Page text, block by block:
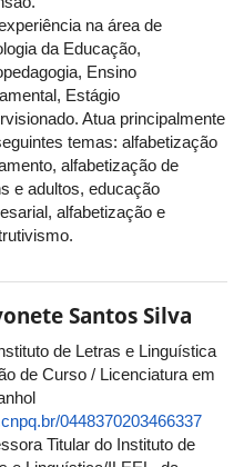
na área de
da Educação,
Ensino
Estágio
Atua principalmente
temas: alfabetização
alfabetização de
e adultos, educação
alfabetização e
Santos Silva
de Letras e Linguística
de Curso / Licenciatura em
0448370203466337
Titular do Instituto de